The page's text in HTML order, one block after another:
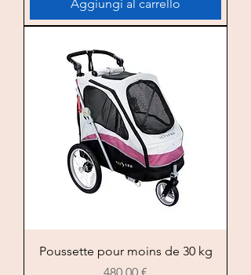
Aggiungi al carrello
Poussette pour moins de 30 kg
Prezzo